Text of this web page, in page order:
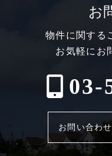
お
物件に関する
お気軽にお
03-
お問い合わ